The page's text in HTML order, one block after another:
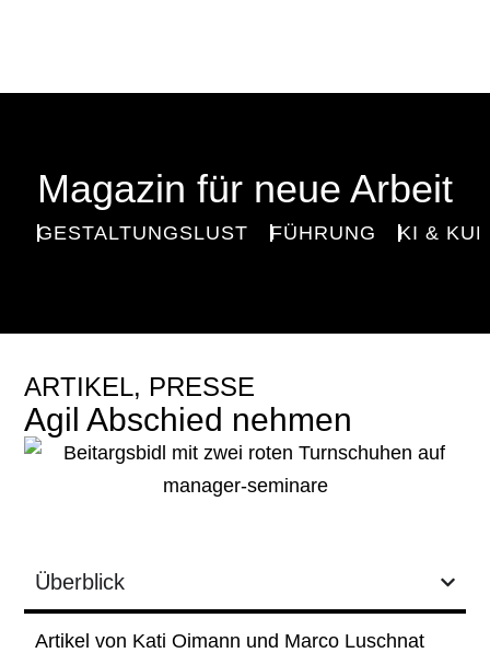
Magazin für neue Arbeit
GESTALTUNGSLUST FÜHRUNG KI &
ARTIKEL, PRESSE
Agil Abschied nehmen
Überblick
Artikel von Kati Oimann und Marco Luschnat